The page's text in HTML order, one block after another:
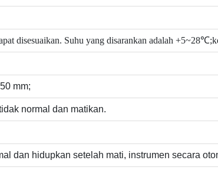
disesuaikan. Suhu yang disarankan adalah
mm;
normal dan matikan.
dan hidupkan setelah mati, instrumen secara